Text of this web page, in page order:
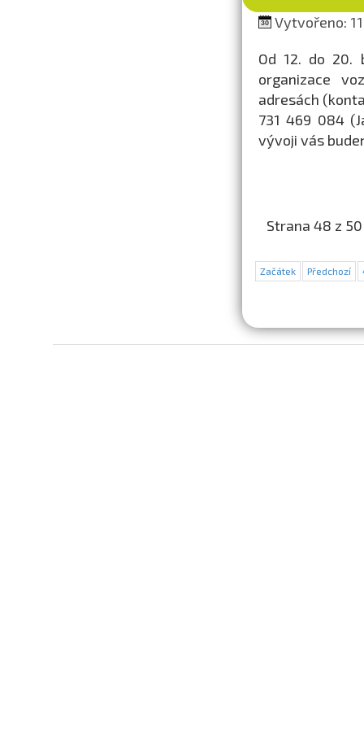
Vytvořeno:
Od 12. do 20.
organizace
adresách
731 469 084
vývoji vás
Strana 48 z 50
Začátek Předchozí